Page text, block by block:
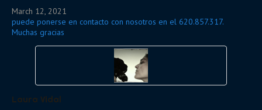
March 12, 2021
puede ponerse en contacto con nosotros en el 620.857.317.
Muchas gracias
Laura Vidal